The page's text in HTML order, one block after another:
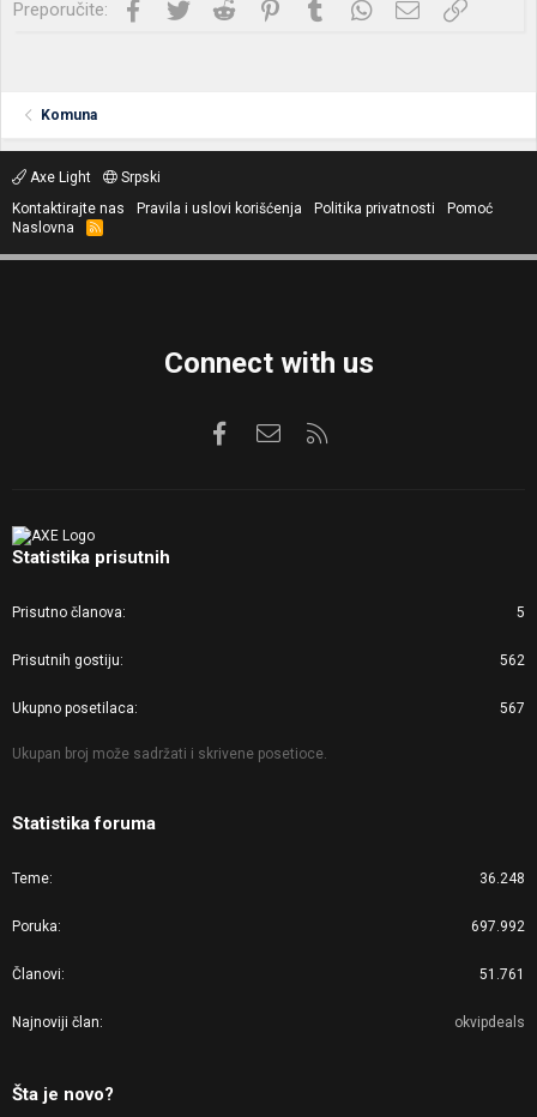
Preporučite: Facebook
Twitter Reddit PinterestTumblrWhatsApp
Imejl Link
Komuna
Axe Light
Srpski
Kontaktirajte nas
Pravila i uslovi korišćenja Politika privatnosti
Pomoć
Naslovna
R
S
Connect with us
FacebookKontaktirajte nas
Statistika prisutnih
Prisutno članova 5
Prisutnih gostiju 562
Ukupno posetilaca 567
Ukupan broj može sadržati i skrivene posetioce.
Statistika foruma
Teme 36.248
Poruka 697.992
Članovi 51.761
Najnoviji član okvipdeals
Šta je novo?